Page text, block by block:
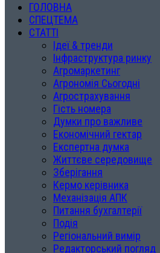
ГОЛОВНА
СПЕЦТЕМА
СТАТТІ
Ідеї & тренди
Інфраструктура ринку
Агромаркетинг
Агрономія Сьогодні
Агрострахування
Гість номера
Думки про важливе
Економічний гектар
Експертна думка
Життєве середовище
Зберігання
Кермо керівника
Механізація АПК
Питання бухгалтерії
Подія
Регіональний вимір
Редакторський погляд